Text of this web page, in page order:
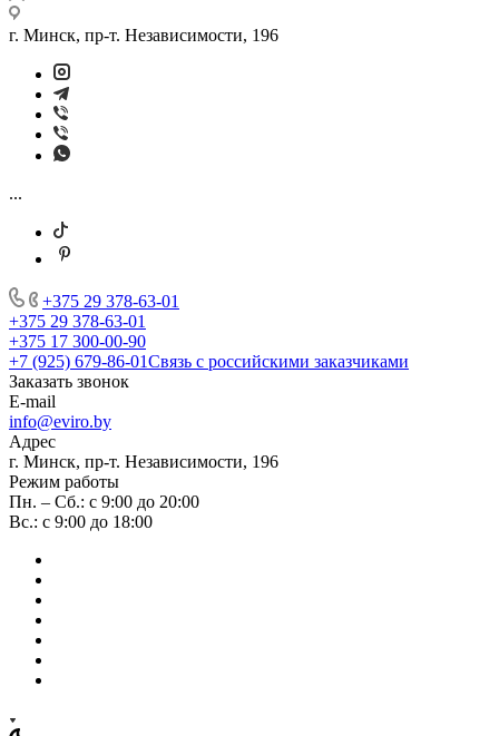
г. Минск, пр-т. Независимости, 196
...
+375 29 378-63-01
+375 29 378-63-01
+375 17 300-00-90
+7 (925) 679-86-01Связь с российскими заказчиками
Заказать звонок
E-mail
info@eviro.by
Адрес
г. Минск, пр-т. Независимости, 196
Режим работы
Пн. – Сб.: с 9:00 до 20:00
Вс.: с 9:00 до 18:00